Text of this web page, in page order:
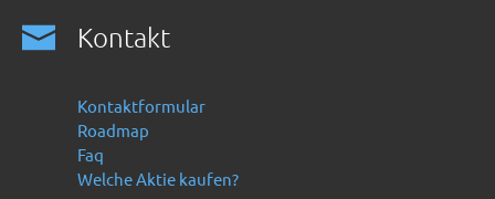
Kontakt
Kontaktformular
Roadmap
Faq
Welche Aktie kaufen?